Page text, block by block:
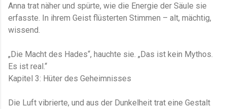
Anna trat näher und spürte, wie die Energie der Säule sie
erfasste. In ihrem Geist flüsterten Stimmen – alt, mächtig,
wissend.
„Die Macht des Hades“, hauchte sie. „Das ist kein Mythos.
Es ist real.“
Kapitel 3: Hüter des Geheimnisses
Die Luft vibrierte, und aus der Dunkelheit trat eine Gestalt